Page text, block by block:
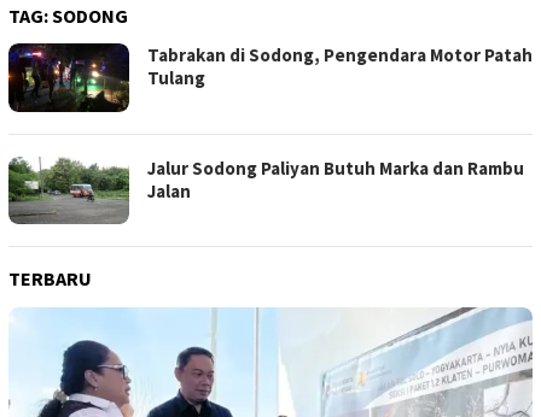
TAG:SODONG
Tabrakan di Sodong, Pengendara Motor Patah
Tulang
Jalur Sodong Paliyan Butuh Marka dan Rambu
Jalan
TERBARU